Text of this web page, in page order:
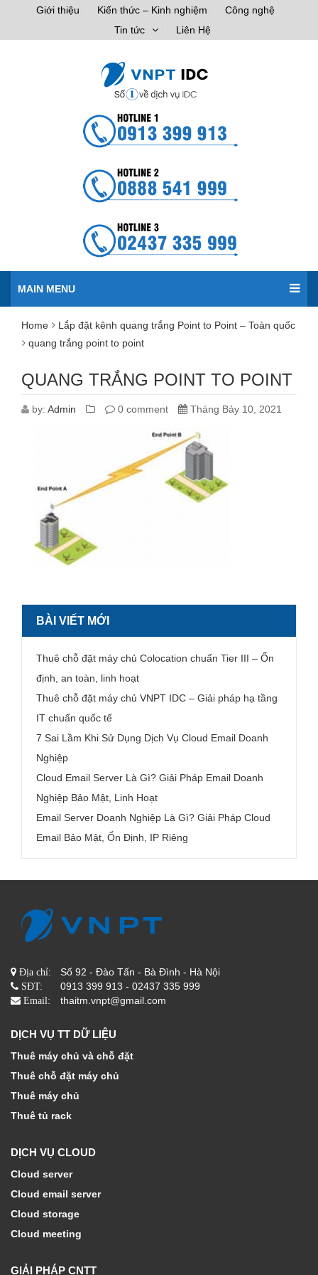
Giới thiệu Kiến thức – Kinh nghiệm
Công nghệ
Tin tức
Liên Hệ
MAIN MENU
Home
Lắp đặt kênh quang trắng Point to Point – Toàn quốc
quang trắng point to point
QUANG TRẮNG POINT TO POINT
by: Admin 0 comment Tháng Bảy 10, 2021
BÀI VIẾT MỚI
Thuê chỗ đặt máy chủ Colocation chuẩn Tier III – Ổn
định, an toàn, linh hoạt
Thuê chỗ đặt máy chủ VNPT IDC – Giải pháp hạ tầng
IT chuẩn quốc tế
7 Sai Lầm Khi Sử Dụng Dịch Vụ Cloud Email Doanh
Nghiệp
Cloud Email Server Là Gì? Giải Pháp Email Doanh
Nghiệp Bảo Mật, Linh Hoạt
Email Server Doanh Nghiệp Là Gì? Giải Pháp Cloud
Email Bảo Mật, Ổn Định, IP Riêng
Địa chỉ: Số 92 - Đào Tấn - Bà Đình - Hà Nội
SĐT: 0913 399 913 - 02437 335 999
Email: thaitm.vnpt@gmail.com
DỊCH VỤ TT DỮ LIỆU
Thuê máy chủ và chỗ đặt
Thuê chỗ đặt máy chủ
Thuê máy chủ
Thuê tủ rack
DỊCH VỤ CLOUD
Cloud server
Cloud email server
Cloud storage
Cloud meeting
GIẢI PHÁP CNTT